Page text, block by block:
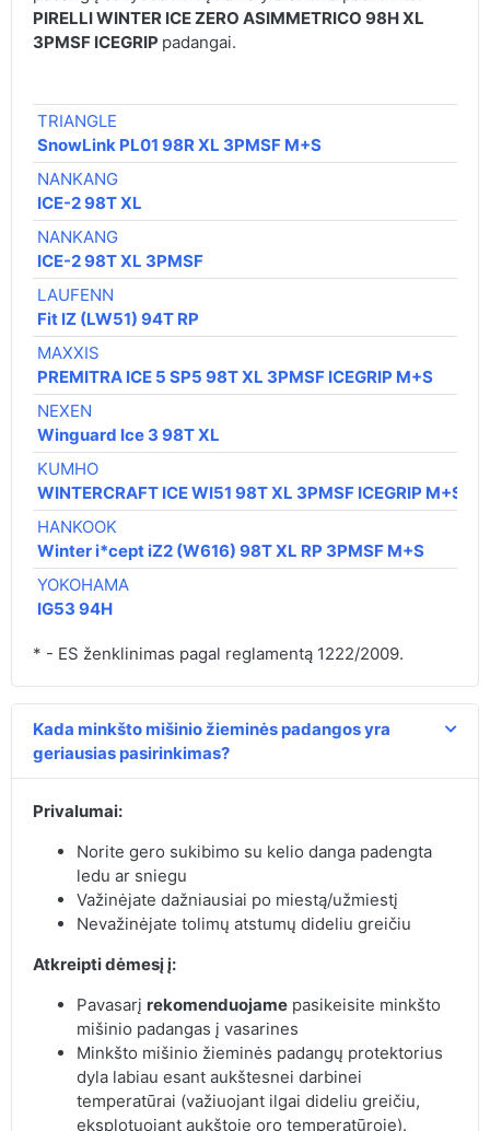
PIRELLI WINTER ICE ZERO ASIMMETRICO 98H XL
3PMSF ICEGRIP padangai.
TRIANGLE
SnowLink PL01 98R XL 3PMSF M+S
NANKANG
ICE-2 98T XL
NANKANG
ICE-2 98T XL 3PMSF
LAUFENN
Fit IZ (LW51) 94T RP
MAXXIS
PREMITRA ICE 5 SP5 98T XL 3PMSF ICEGRIP M+S
NEXEN
Winguard Ice 3 98T XL
KUMHO
WINTERCRAFT ICE WI51 98T XL 3PMSF ICEGRIP M+S
HANKOOK
Winter i*cept iZ2 (W616) 98T XL RP 3PMSF M+S
YOKOHAMA
IG53 94H
* - ES ženklinimas pagal reglamentą 1222/2009.
Kada minkšto mišinio žieminės padangos yra
geriausias pasirinkimas?
Privalumai:
Norite gero sukibimo su kelio danga padengta
ledu ar sniegu
Važinėjate dažniausiai po miestą/užmiestį
Nevažinėjate tolimų atstumų dideliu greičiu
Atkreipti dėmesį į:
Pavasarį rekomenduojamepasikeisite minkšto
mišinio padangas į vasarines
Minkšto mišinio žieminės padangų protektorius
dyla labiau esant aukštesnei darbinei
temperatūrai (važiuojant ilgai dideliu greičiu,
eksplotuojant aukštoje oro temperatūroje).